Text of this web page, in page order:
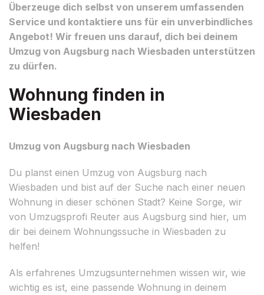
Überzeuge dich selbst von unserem umfassenden
Service und kontaktiere uns für ein unverbindliches
Angebot! Wir freuen uns darauf, dich bei deinem
Umzug von Augsburg nach Wiesbaden unterstützen
zu dürfen.
Wohnung finden in
Wiesbaden
Umzug von Augsburg nach Wiesbaden
Du planst einen Umzug von Augsburg nach
Wiesbaden und bist auf der Suche nach einer neuen
Wohnung in dieser schönen Stadt? Keine Sorge, wir
von Umzugsprofi Reuter aus Augsburg sind hier, um
dir bei deinem Wohnungssuche in Wiesbaden zu
helfen!
Als erfahrenes Umzugsunternehmen wissen wir, wie
wichtig es ist, eine passende Wohnung in deinem